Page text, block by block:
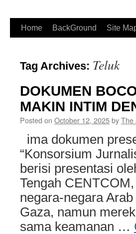
Home BackGround Site
Tag Archives: Teluk
DOKUMEN
MAKIN INTIM
Posted on October 12, 2025byThe
ima dokumen
“Konsorsium
berisi presentasi
Tengah
negara-negara
Gaza, namun
sama keamanan …